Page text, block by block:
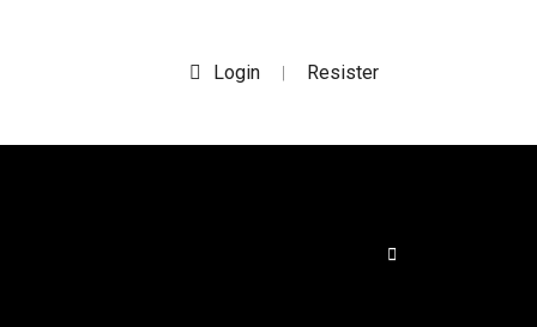
Login | Resister